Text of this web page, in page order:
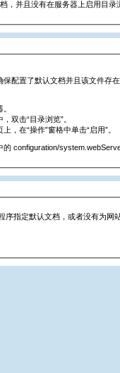
，并且没有在服务器上启用目录
配置了默认文档并且该文件存
双击“目录浏览”。
，在“操作”窗格中单击“启用”。
configuration/
序指定默认文档，或者没有为